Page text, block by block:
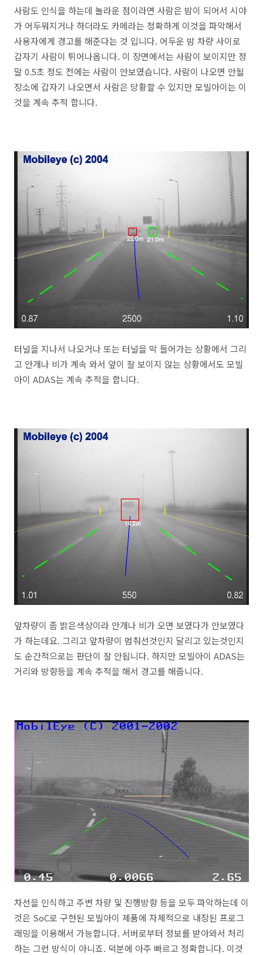
사람도 인식을 하는데 놀라운 점이라면 사람은 밤이 되어서 시야
가 어두워지거나 하더라도 카메라는 정확하게 이것을 파악해서
사용자에게 경고를 해준다는 것 입니다. 어두운 밤 차량 사이로
갑자기 사람이 튀어나옵니다. 이 장면에서는 사람이 보이지만 정
말 0.5초 정도 전에는 사람이 안보였습니다. 사람이 나오면 안될
장소에 갑자기 나오면서 사람은 당황할 수 있지만 모빌아이는 이
것을 계속 추적 합니다.
터널을 지나서 나오거나 또는 터널을 막 들어가는 상황에서 그리
고 안개나 비가 계속 와서 앞이 잘 보이지 않는 상황에서도 모빌
아이 ADAS는 계속 추적을 합니다.
앞차량이 좀 밝은색상이라 안개나 비가 오면 보였다가 안보였다
가 하는데요. 그리고 앞차량이 멈춰선것인지 달리고 있는것인지
도 순간적으로는 판단이 잘 안됩니다. 하지만 모빌아이 ADAS는
거리와 방향등을 계속 추적을 해서 경고를 해줍니다.
차선을 인식하고 주변 차량 및 진행방향 등을 모두 파악하는데 이
것은 SoC로 구현된 모빌아이 제품에 자체적으로 내장된 프로그
래밍을 이용해서 가능합니다. 서버로부터 정보를 받아와서 처리
하는 그런 방식이 아니죠. 덕분에 아주 빠르고 정확합니다. 이것